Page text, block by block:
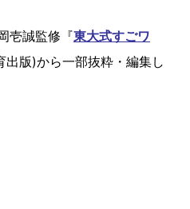
壱誠監修『東大式すごワ
出版)から一部抜粋・編集し